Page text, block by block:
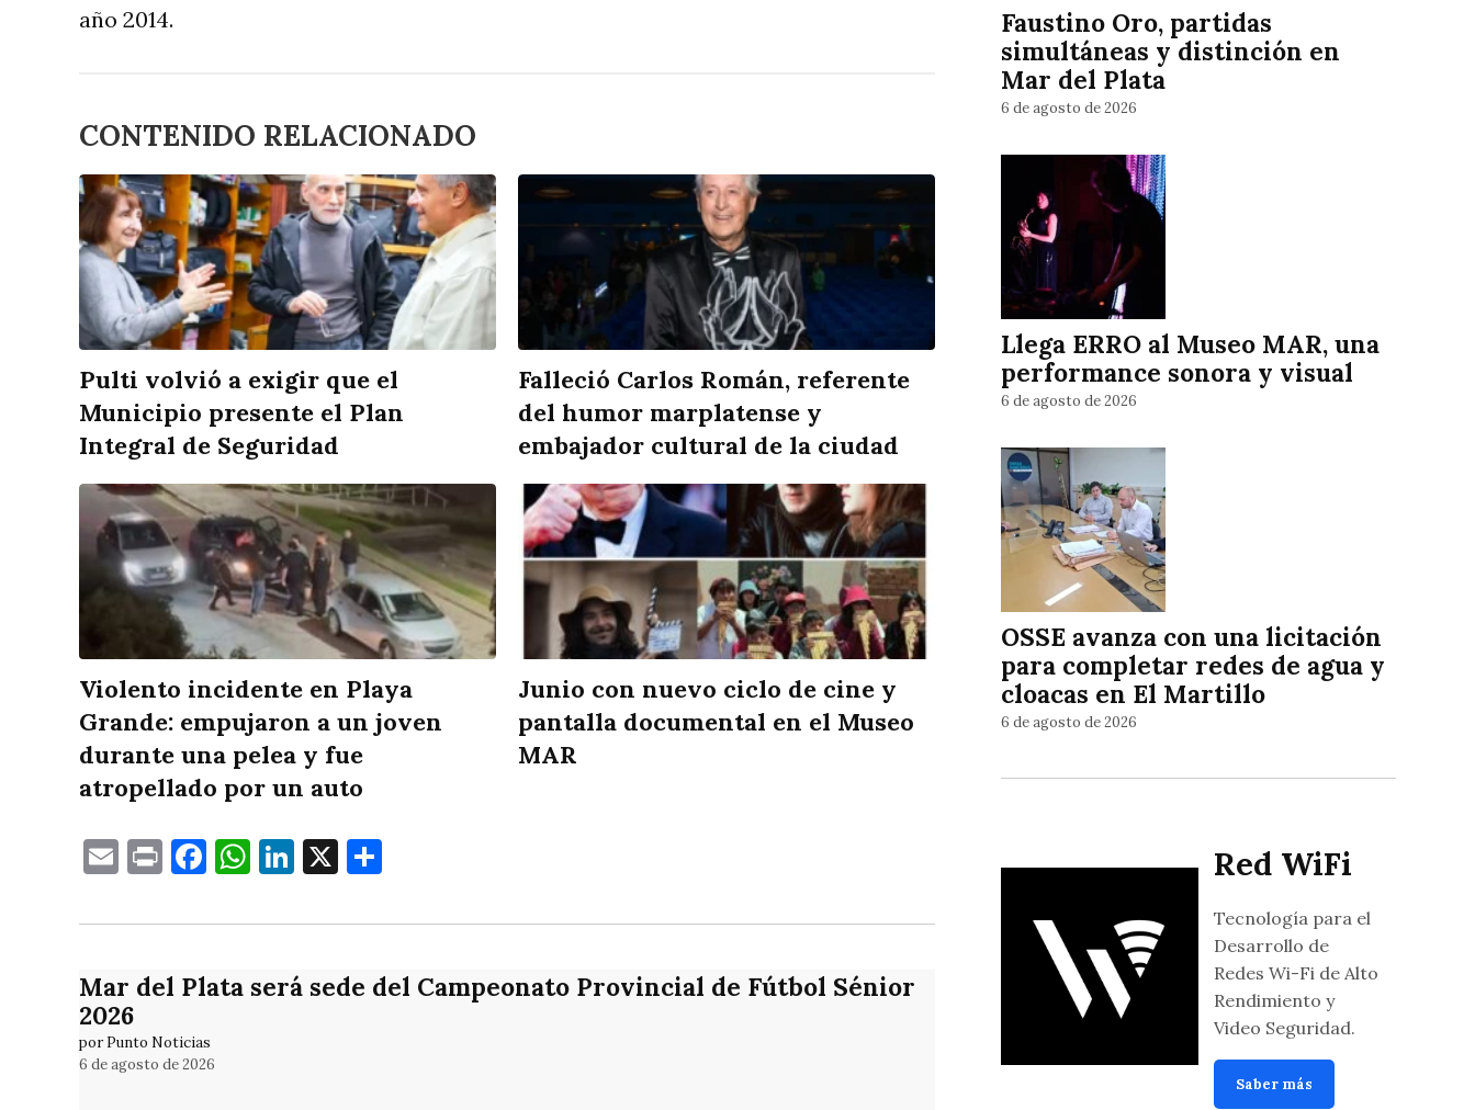
año 2014.
CONTENIDO RELACIONADO
Pulti volvió a exigir que el
Municipio presente el Plan
Integral de Seguridad
Falleció Carlos Román, referente
del humor marplatense y
embajador cultural de la ciudad
Violento incidente en Playa
Grande: empujaron a un joven
durante una pelea y fue
atropellado por un auto
Junio con nuevo ciclo de cine y
pantalla documental en el Museo
MAR
EmailPrintFacebook
WhatsApp
LinkedIn
X
Mar del Plata será sede del Campeonato Provincial de Fútbol Sénior
2026
por Punto Noticias
6 de agosto de 2026
Faustino Oro, partidas
simultáneas y distinción en
Mar del Plata
6 de agosto de 2026
Llega ERRO al Museo MAR, una
performance sonora y visual
6 de agosto de 2026
OSSE avanza con una licitación
para completar redes de agua y
cloacas en El Martillo
6 de agosto de 2026
Red WiFi
Tecnología para el
Desarrollo de
Redes Wi-Fi de Alto
Rendimiento y
Video Seguridad.
Saber más